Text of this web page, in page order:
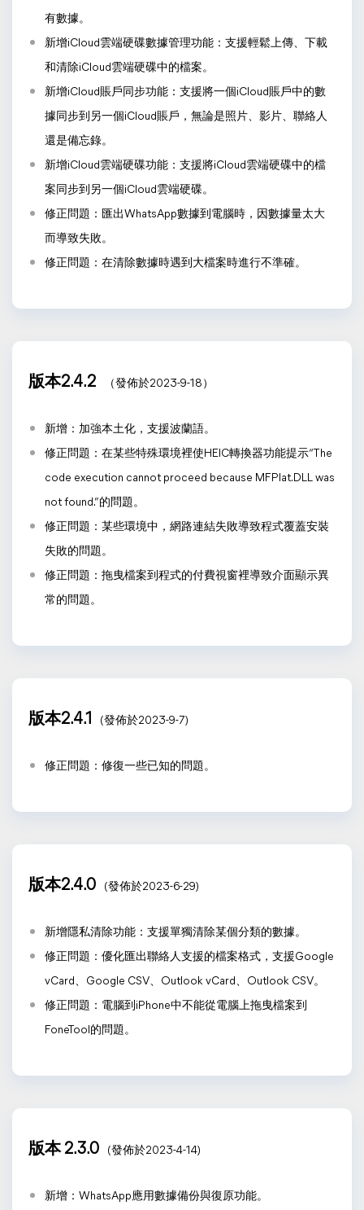
有數據。
新增iCloud雲端硬碟數據管理功能：支援輕鬆上傳、下載
和清除iCloud雲端硬碟中的檔案。
新增iCloud賬戶同步功能：支援將一個iCloud賬戶中的數
據同步到另一個iCloud賬戶，無論是照片、影片、聯絡人
還是備忘錄。
新增iCloud雲端硬碟功能：支援將iCloud雲端硬碟中的檔
案同步到另一個iCloud雲端硬碟。
修正問題：匯出WhatsApp數據到電腦時，因數據量太大
而導致失敗。
修正問題：在清除數據時遇到大檔案時進行不準確。
版本2.4.2 （發佈於2023-9-18）
新增：加強本土化，支援波蘭語。
修正問題：在某些特殊環境裡使HEIC轉換器功能提示“The
code execution cannot proceed because MFPlat.DLL was
not found.”的問題。
修正問題：某些環境中，網路連結失敗導致程式覆蓋安裝
失敗的問題。
修正問題：拖曳檔案到程式的付費視窗裡導致介面顯示異
常的問題。
版本2.4.1 (發佈於2023-9-7)
修正問題：修復一些已知的問題。
版本2.4.0 (發佈於2023-6-29)
新增隱私清除功能：支援單獨清除某個分類的數據。
修正問題：優化匯出聯絡人支援的檔案格式，支援Google
vCard、Google CSV、Outlook vCard、Outlook CSV。
修正問題：電腦到iPhone中不能從電腦上拖曳檔案到
FoneTool的問題。
版本 2.3.0 (發佈於2023-4-14)
新增：WhatsApp應用數據備份與復原功能。